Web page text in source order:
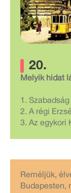
20.
Melyik hidat
1.
2. A régi
3. Az egykori
Reméljük,
Budapesten,